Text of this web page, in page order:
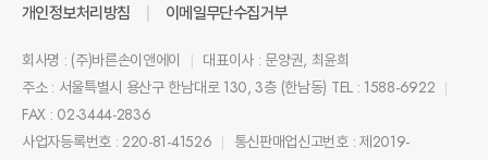
개인정보처리방침 이메일무단수집거부
회사명 : (주)바른손이앤에이 | 대표이사 : 문양권, 최윤희
주소 : 서울특별시 용산구 한남대로 130, 3층 (한남동) TEL : 1588-6922 |
FAX : 02-3444-2836
사업자등록번호 : 220-81-41526 | 통신판매업신고번호 : 제2019-